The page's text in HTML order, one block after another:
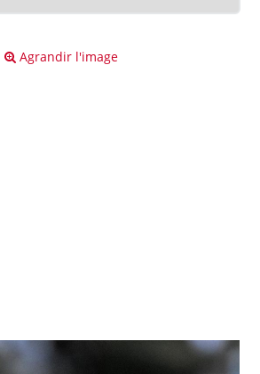
Agrandir l'image